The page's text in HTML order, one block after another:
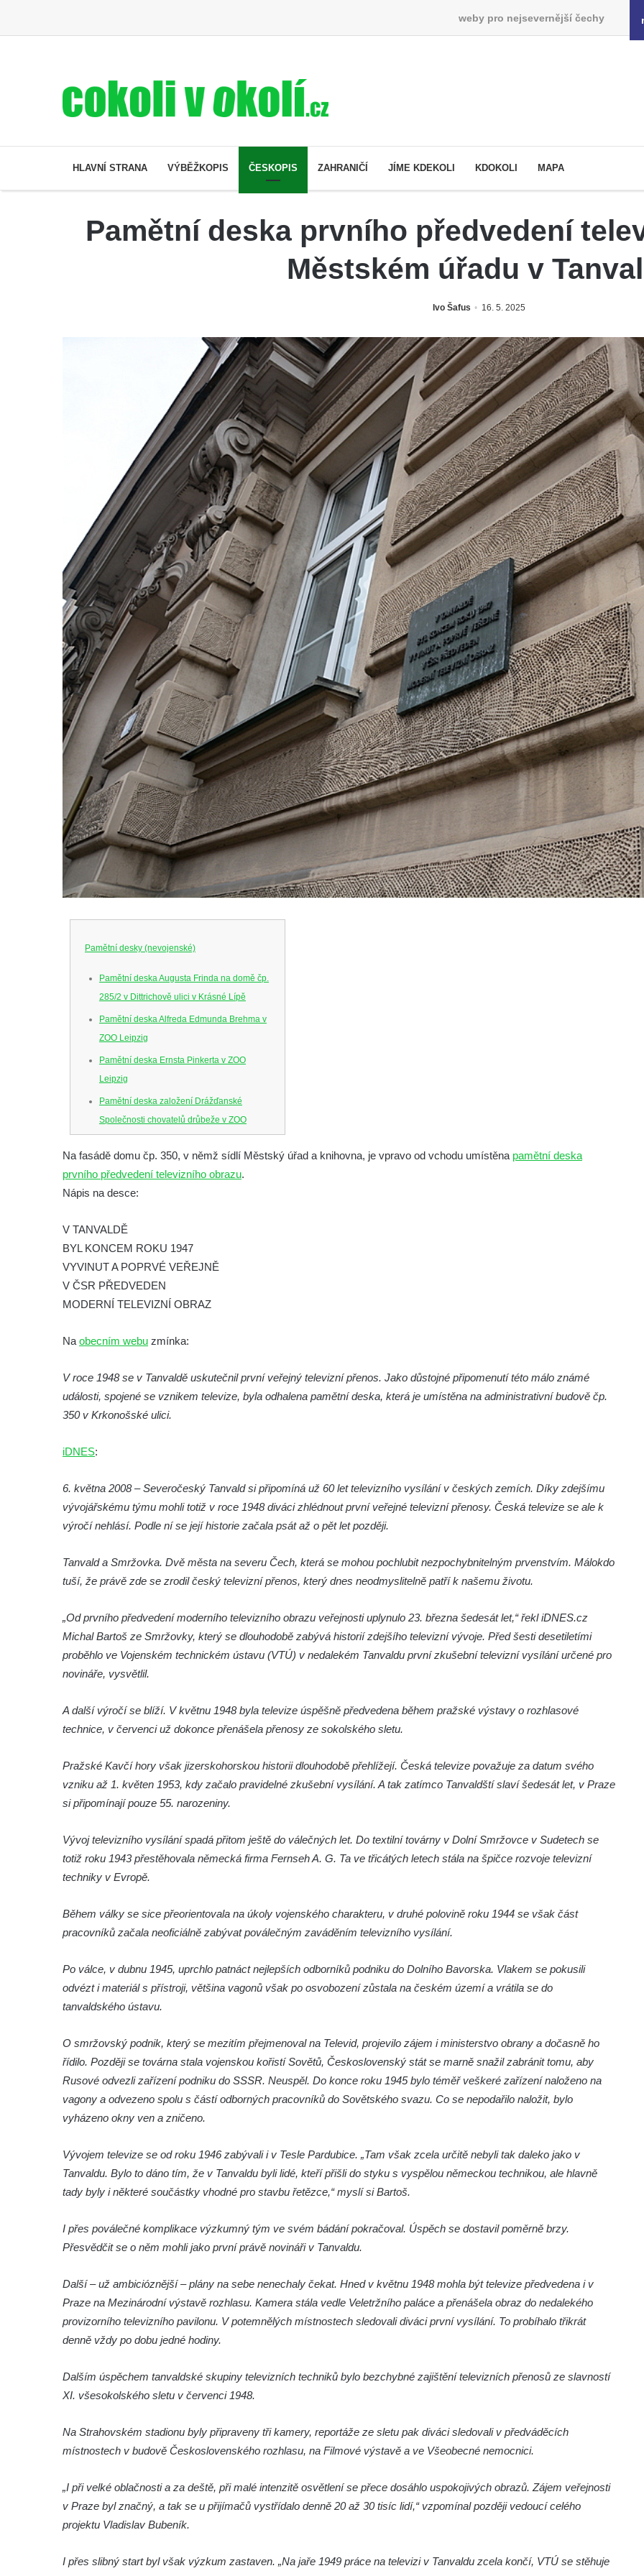
weby pro nejsevernější čechy
HLAVNÍ STRANA VÝBĚŽKOPIS ČESKOPIS ZAHRANIČÍ JÍME KDEKOLI KDOKOLI MAPA
Pamětní deska prvního předvedení
Městském úřadu v
Ivo Šafus 16. 5. 2025
Pamětní desky (nevojenské)
Pamětní deska Augusta Frinda na domě čp.
285/2 v Dittrichově ulici v Krásné Lípě
Pamětní deska Alfreda Edmunda Brehma v
ZOO Leipzig
Pamětní deska Ernsta Pinkerta v ZOO
Leipzig
Pamětní deska založení Drážďanské
Společnosti chovatelů drůbeže v ZOO
Dresden
Pamětní deska Josefa Hory na jeho rodném
domě v Dobříni
Česká pamětní deska Johanna Wolfganga
von Goethe na hradě Hasištejn
Německá pamětní deska Johanna
Wolfganga von Goethe na hradě Hasištejn
Mezné
Seingalt na zámeckém nádvoří v Duchcově
Čechách
Pamětní deska Josefa Jaroslava Kaliny na
domě čp. 109 v Kalinově ulici v Novém
Pamětní deska Václava Františka
Červeného na domě ve Starodubečské ulici
Pamětní deska Josefa Mühlbergera na
křižovatce Školní a Horské ulice v Trutnově
Pamětní deska Jaroslava Třešňáka v
Pamětní deska Walthera Hensela na vile
Landhaus v ulici Pod Doubravkou v
Pamětní deska Ludwiga van Beethovena
na domě čp. 72/1 v Lázeňské ulici v
Teplicích
na kašně na Benešově náměstí v Teplicích
Pamětní deska prvního předvedení
televizního obrazu na Městském úřadu v
Pamětní deska Josefa Schindlera na
základní škole v Desné
Pamětní desky významných rodáků na zdi
Šenově
Pamětní deska Johanna Wolfganga Goetha
Pamětní deska průkopníků dělnického hnutí
na Dělnickém domě v Cítolibech
Pamětní deska otce a syna Kopřivových na
Pamětní deska 120 let založení SDH
Touchovice
Pamětní deska Franze Josepha Gläsera na
jeho rodném domě čp. 33 v Černické ulici v
Pamětní deska Ludwiga Freunda na domě
čp. 76 na Marxově náměstí v Postoloprtech
Vratislavových na obecním úřadu v
Poleradech
hřbitovní kapli v Lipové
Pamětní deska Václava Kliera na Tyršově
Na fasádě domu čp. 350, v němž sídlí Městský úřad a knihovna, je vpravo od vchodu umístěna pamětní deska
prvního předvedení televizního obrazu.
Nápis na desce:
V TANVALDĚ
BYL KONCEM ROKU 1947
VYVINUT A POPRVÉ VEŘEJNĚ
V ČSR PŘEDVEDEN
MODERNÍ TELEVIZNÍ OBRAZ
Na obecním webu zmínka:
V roce 1948 se v Tanvaldě uskutečnil první veřejný televizní přenos. Jako důstojné připomenutí této málo známé
události, spojené se vznikem televize, byla odhalena pamětní deska, která je umístěna na administrativní budově čp.
350 v Krkonošské ulici.
iDNES:
6. května 2008 – Severočeský Tanvald si připomíná už 60 let televizního vysílání v českých zemích. Díky zdejšímu
vývojářskému týmu mohli totiž v roce 1948 diváci zhlédnout první veřejné televizní přenosy. Česká televize se ale k
výročí nehlásí. Podle ní se její historie začala psát až o pět let později.
Tanvald a Smržovka. Dvě města na severu Čech, která se mohou pochlubit nezpochybnitelným prvenstvím. Málokdo
tuší, že právě zde se zrodil český televizní přenos, který dnes neodmyslitelně patří k našemu životu.
„Od prvního předvedení moderního televizního obrazu veřejnosti uplynulo 23. března šedesát let,“ řekl iDNES.cz
Michal Bartoš ze Smržovky, který se dlouhodobě zabývá historií zdejšího televizní vývoje. Před šesti desetiletími
proběhlo ve Vojenském technickém ústavu (VTÚ) v nedalekém Tanvaldu první zkušební televizní vysílání určené pro
novináře, vysvětlil.
A další výročí se blíží. V květnu 1948 byla televize úspěšně předvedena během pražské výstavy o rozhlasové
technice, v červenci už dokonce přenášela přenosy ze sokolského sletu.
Pražské Kavčí hory však jizerskohorskou historii dlouhodobě přehlížejí. Česká televize považuje za datum svého
vzniku až 1. květen 1953, kdy začalo pravidelné zkušební vysílání. A tak zatímco Tanvaldští slaví šedesát let, v Praze
si připomínají pouze 55. narozeniny.
Vývoj televizního vysílání spadá přitom ještě do válečných let. Do textilní továrny v Dolní Smržovce v Sudetech se
totiž roku 1943 přestěhovala německá firma Fernseh A. G. Ta ve třicátých letech stála na špičce rozvoje televizní
techniky v Evropě.
Během války se sice přeorientovala na úkoly vojenského charakteru, v druhé polovině roku 1944 se však část
pracovníků začala neoficiálně zabývat poválečným zaváděním televizního vysílání.
Po válce, v dubnu 1945, uprchlo patnáct nejlepších odborníků podniku do Dolního Bavorska. Vlakem se pokusili
odvézt i materiál s přístroji, většina vagonů však po osvobození zůstala na českém území a vrátila se do
tanvaldského ústavu.
O smržovský podnik, který se mezitím přejmenoval na Televid, projevilo zájem i ministerstvo obrany a dočasně ho
řídilo. Později se továrna stala vojenskou kořistí Sovětů, Československý stát se marně snažil zabránit tomu, aby
Rusové odvezli zařízení podniku do SSSR. Neuspěl. Do konce roku 1945 bylo téměř veškeré zařízení naloženo na
vagony a odvezeno spolu s částí odborných pracovníků do Sovětského svazu. Co se nepodařilo naložit, bylo
vyházeno okny ven a zničeno.
Vývojem televize se od roku 1946 zabývali i v Tesle Pardubice. „Tam však zcela určitě nebyli tak daleko jako v
Tanvaldu. Bylo to dáno tím, že v Tanvaldu byli lidé, kteří přišli do styku s vyspělou německou technikou, ale hlavně
tady byly i některé součástky vhodné pro stavbu řetězce,“ myslí si Bartoš.
I přes poválečné komplikace výzkumný tým ve svém bádání pokračoval. Úspěch se dostavil poměrně brzy.
Přesvědčit se o něm mohli jako první právě novináři v Tanvaldu.
Další – už ambicióznější – plány na sebe nenechaly čekat. Hned v květnu 1948 mohla být televize předvedena i v
Praze na Mezinárodní výstavě rozhlasu. Kamera stála vedle Veletržního paláce a přenášela obraz do nedalekého
provizorního televizního pavilonu. V potemnělých místnostech sledovali diváci první vysílání. To probíhalo třikrát
denně vždy po dobu jedné hodiny.
Dalším úspěchem tanvaldské skupiny televizních techniků bylo bezchybné zajištění televizních přenosů ze slavností
XI. všesokolského sletu v červenci 1948.
Na Strahovském stadionu byly připraveny tři kamery, reportáže ze sletu pak diváci sledovali v předváděcích
místnostech v budově Československého rozhlasu, na Filmové výstavě a ve Všeobecné nemocnici.
„I při velké oblačnosti a za deště, při malé intenzitě osvětlení se přece dosáhlo uspokojivých obrazů. Zájem veřejnosti
v Praze byl značný, a tak se u přijímačů vystřídalo denně 20 až 30 tisíc lidí,“ vzpomínal později vedoucí celého
projektu Vladislav Bubeník.
I přes slibný start byl však výzkum zastaven. „Na jaře 1949 práce na televizi v Tanvaldu zcela končí, VTÚ se stěhuje